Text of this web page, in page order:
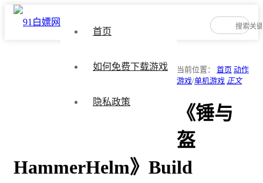
首页
如何免费下载游戏
隐私政策
当前位置： 首页 动作
游戏/单机游戏 正文
《锤与
盔
HammerHelm》Build